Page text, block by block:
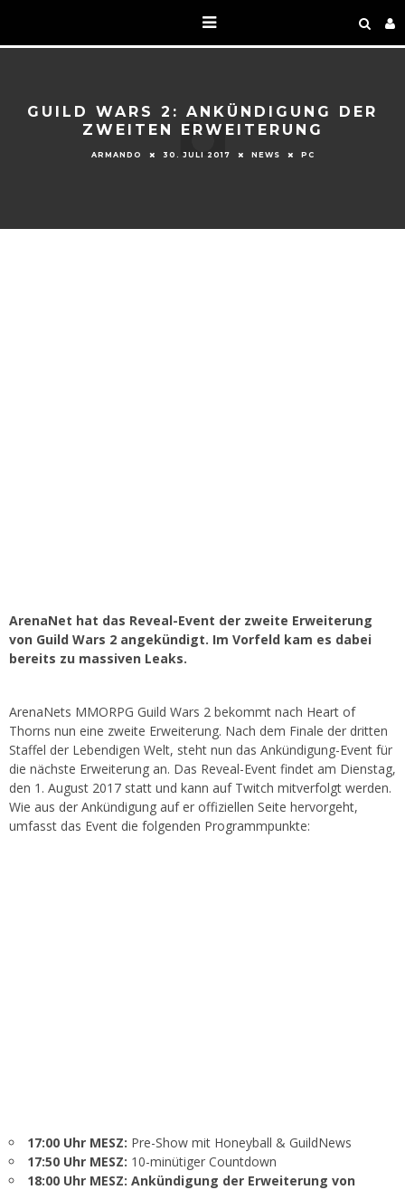
GUILD WARS 2: ANKÜNDIGUNG DER
ZWEITEN ERWEITERUNG
ARMANDO 30. JULI 2017 NEWS PC
ArenaNet hat das Reveal-Event der zweite Erweiterung
von Guild Wars 2 angekündigt. Im Vorfeld kam es dabei
bereits zu massiven Leaks.
ArenaNets MMORPG Guild Wars 2 bekommt nach Heart of
Thorns nun eine zweite Erweiterung. Nach dem Finale der dritten
Staffel der Lebendigen Welt, steht nun das Ankündigung-Event für
die nächste Erweiterung an. Das Reveal-Event findet am Dienstag,
den 1. August 2017 statt und kann auf Twitch mitverfolgt werden.
Wie aus der Ankündigung auf er offiziellen Seite hervorgeht,
umfasst das Event die folgenden Programmpunkte:
17:00 Uhr MESZ: Pre-Show mit Honeyball & GuildNews
17:50 Uhr MESZ: 10-minütiger Countdown
18:00 Uhr MESZ: Ankündigung der Erweiterung von